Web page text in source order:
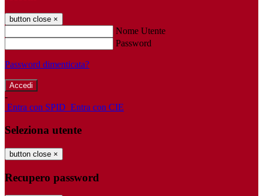
button close ×
Nome Utente
Password
Password dimenticata?
-
Entra con SPID Entra con CIE
Seleziona utente
button close ×
Recupero password